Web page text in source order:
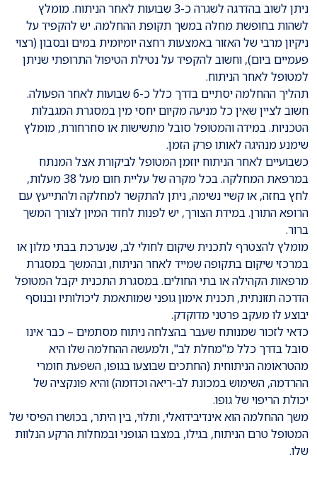
ניתן לשוב בהדרגה לשגרה כ-3 שבועות לאחר הניתוח. מומלץ
לשהות בחופשת מחלה במשך תקופת ההחלמה. יש להקפיד על
ניקיון מרבי של האזור באמצעות רחצה יומיומית במים ובסבון (רצוי
פעמיים ביום), וחשוב להקפיד על נטילת הטיפול התרופתי שניתן
למטופל לאחר הניתוח.
תהליך ההחלמה יסתיים בדרך כלל כ-6 שבועות לאחר הפעולה.
חשוב לציין שאין כל מניעה מקיום יחסי מין במסגרת המגבלות
הטכניות. במידה והמטופל סובל מתשישות או סחרחורת, מומלץ
שימנע מנהיגה לאותו פרק הזמן.
כשבועיים לאחר הניתוח יוזמן המטופל לביקורת אצל המנתח
במרפאת המחלקה. בכל מקרה של עליית חום מעל 38 מעלות,
לחץ בחזה, או קשיי נשימה, ניתן להתקשר למחלקה ולהתייעץ עם
הרופא התורן. במידת הצורך, יש לפנות לחדר המיון לצורך המשך
ברור.
מומלץ להצטרף לתכנית שיקום לחולי לב, שנערכת בבתי מלון או
במרכזי שיקום בתקופה שמייד לאחר הניתוח, ובהמשך במסגרת
מרפאות הקהילה או בתי החולים. במסגרת התכנית יקבל המטופל
הדרכה תזונתית, תכנית אימון גופני שמותאמת ליכולותיו ובנוסף
יבוצע לו מעקב פרטני מדוקדק.
כדאי לזכור שמנותח שעבר בהצלחה ניתוח מסתמים – כבר אינו
סובל בדרך כלל מ"מחלת לב", ולמעשה ההחלמה שלו היא
מהטראומה הניתוחית (החתכים שבוצעו בגופו, השפעת חומרי
ההרדמה, השימוש במכונת לב-ריאה וכדומה) והיא פונקציה של
יכולת הריפוי של גופו.
משך ההחלמה הוא אינדיבידואלי, ותלוי, בין היתר, בכושרו הפיסי של
המטופל טרם הניתוח, בגילו, במצבו הגופני ובמחלות הרקע הנלוות
שלו.